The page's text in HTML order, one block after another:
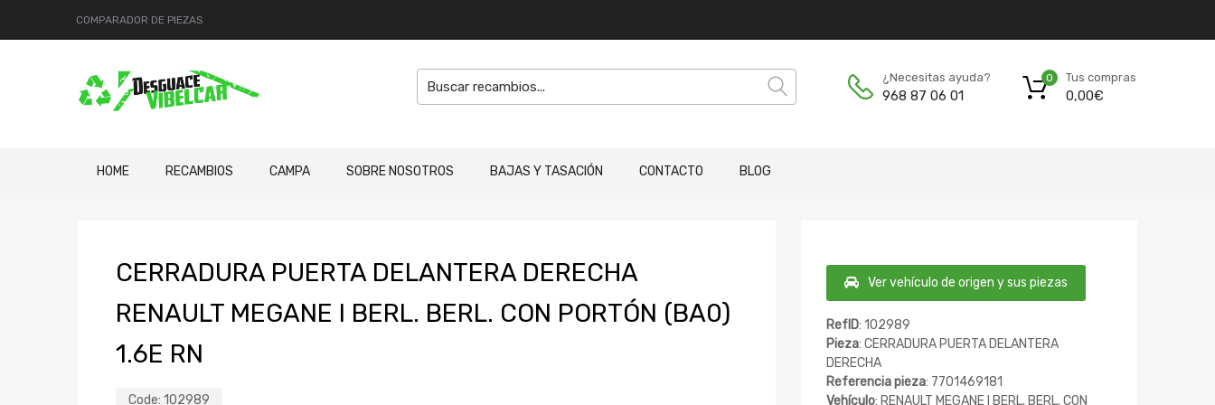
COMPARADOR DE PIEZAS
¿Necesitas ayuda?
968 87 06 01
Tus compras
0,00€
0
HOME RECAMBIOS CAMPA SOBRE NOSOTROS BAJAS Y TASACIÓN CONTACTO BLOG
CERRADURA PUERTA DELANTERA DERECHA
RENAULT MEGANE I BERL. BERL. CON PORTÓN (BA0)
1.6E RN
Code: 102989
Ver vehículo de origen y sus piezas
RefID: 102989
Pieza: CERRADURA PUERTA DELANTERA
DERECHA
Referencia pieza: 7701469181
Vehículo: RENAULT MEGANE I BERL. BERL. CON